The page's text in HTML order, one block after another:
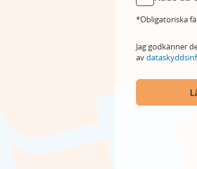
*Obligatoriska
Jag godkänner
av